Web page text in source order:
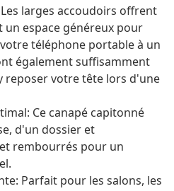
larges accoudoirs offrent
espace généreux pour
téléphone portable à un
également suffisamment
reposer votre tête lors d'une
Ce canapé capitonné
d'un dossier et
rembourrés pour un
Parfait pour les salons, les